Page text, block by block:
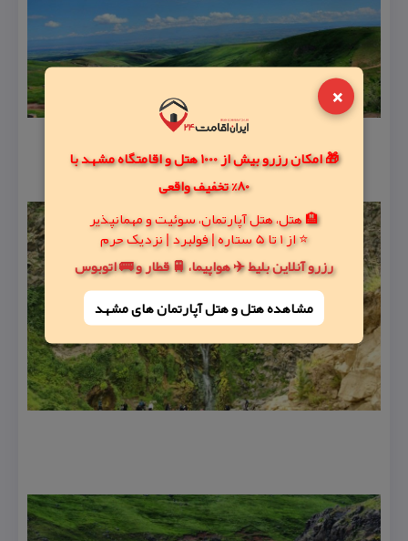
×
🎁 امکان رزرو بیش از 1000 هتل و اقامتگاه مشهد با
80% تخفیف واقعی
🏨 هتل، هتل آپارتمان، سوئیت و مهمانپذیر
⭐ از 1 تا 5 ستاره | فولبرد | نزدیک حرم
رزرو آنلاین بلیط ✈️ هواپیما، 🚆 قطار و 🚌 اتوبوس
مشاهده هتل و هتل‌ آپارتمان های مشهد